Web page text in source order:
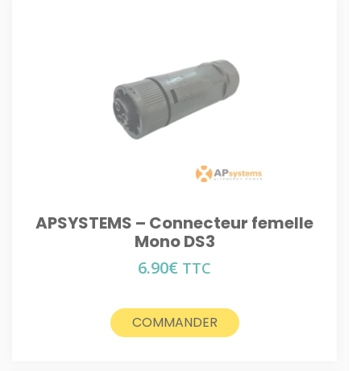
APSYSTEMS – Connecteur femelle
Mono DS3
6.90€ TTC
COMMANDER